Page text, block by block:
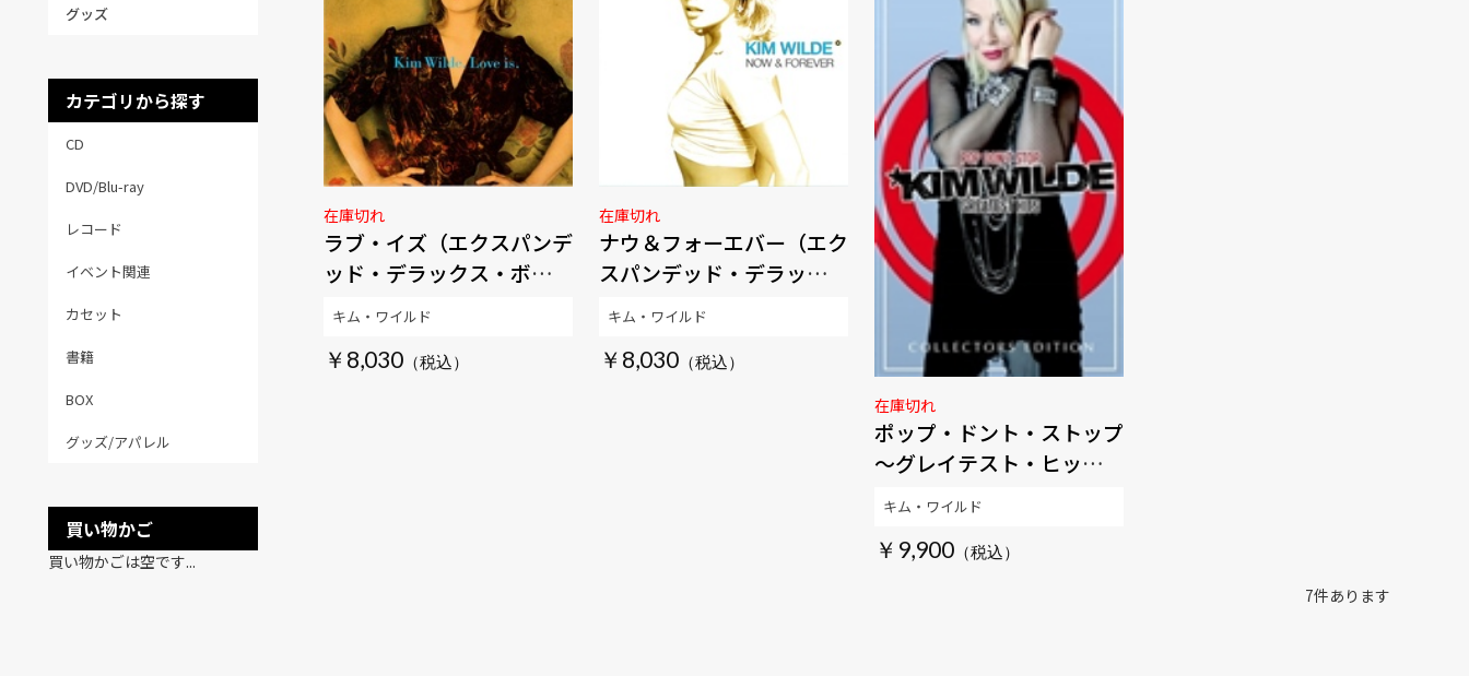
グッズ
カテゴリから探す
CD
DVD/Blu-ray
レコード
イベント関連
カセット
書籍
BOX
グッズ/アパレル
買い物かご
買い物かごは空です...
ラブ・イズ（エクスパンデ
ッド・デラックス・ボック
ス）
在庫切れ
￥8,030
キム・ワイルド
ナウ＆フォーエバー（エク
スパンデッド・デラック
ス・ボックス）
在庫切れ
￥8,030
キム・ワイルド
ポップ・ドント・ストップ
～グレイテスト・ヒッツ：
5CD+2DVD デラックス・
在庫切れ
￥9,900
キム・ワイルド
7件あります